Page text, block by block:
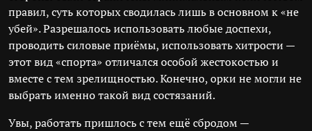
правил, суть которых сводилась лишь в основном к «не
убей». Разрешалось использовать любые доспехи,
проводить силовые приёмы, использовать хитрости —
этот вид «спорта» отличался особой жестокостью и
вместе с тем зрелищностью. Конечно, орки не могли не
выбрать именно такой вид состязаний.
Увы, работать пришлось с тем ещё сбродом —